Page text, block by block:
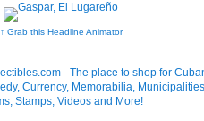
↑ Grab this Headline Animator